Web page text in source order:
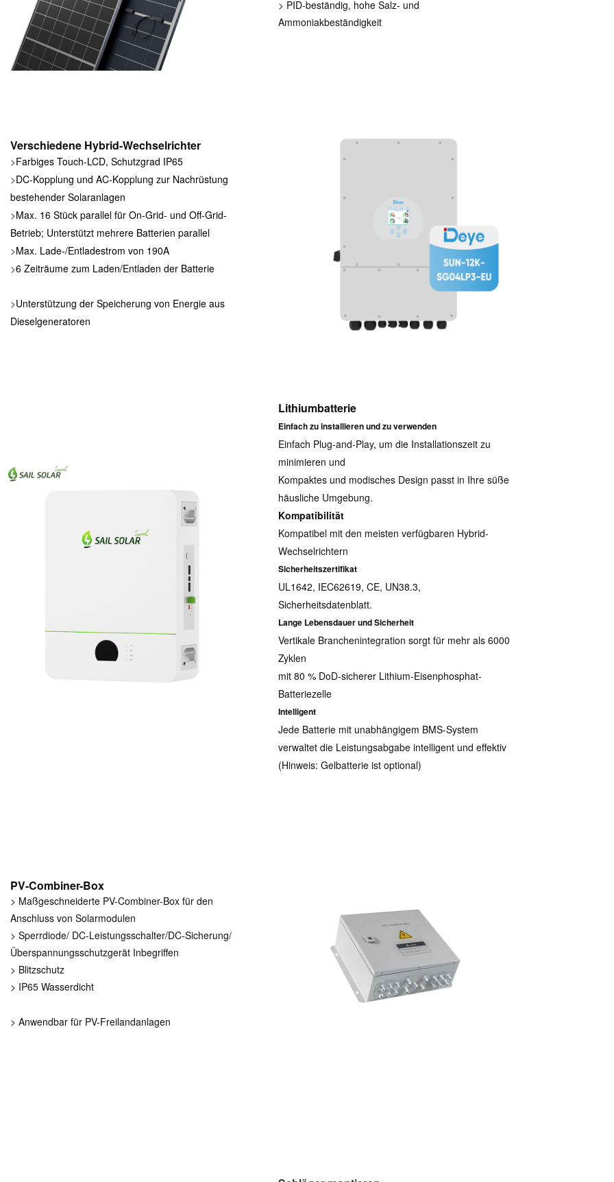
> PID-beständig, hohe Salz- und
Ammoniakbeständigkeit
Verschiedene Hybrid-Wechselrichter
>Farbiges Touch-LCD, Schutzgrad IP65
>DC-Kopplung und AC-Kopplung zur Nachrüstung
bestehender Solaranlagen
>Max. 16 Stück parallel für On-Grid- und Off-Grid-
Betrieb; Unterstützt mehrere Batterien parallel
>Max. Lade-/Entladestrom von 190A
>6 Zeiträume zum Laden/Entladen der Batterie
>Unterstützung der Speicherung von Energie aus
Dieselgeneratoren
Lithiumbatterie
Einfach zu installieren und zu verwenden
Einfach Plug-and-Play, um die Installationszeit zu
minimieren und
Kompaktes und modisches Design passt in Ihre süße
häusliche Umgebung.
Kompatibilität
Kompatibel mit den meisten verfügbaren Hybrid-
Wechselrichtern
Sicherheitszertifikat
UL1642, IEC62619, CE, UN38.3,
Sicherheitsdatenblatt.
Lange Lebensdauer und Sicherheit
Vertikale Branchenintegration sorgt für mehr als 6000
Zyklen
mit 80 % DoD-sicherer Lithium-Eisenphosphat-
Batteriezelle
Intelligent
Jede Batterie mit unabhängigem BMS-System
verwaltet die Leistungsabgabe intelligent und effektiv
(Hinweis: Gelbatterie ist optional)
PV-Combiner-Box
> Maßgeschneiderte PV-Combiner-Box für den
Anschluss von Solarmodulen
> Sperrdiode/ DC-Leistungsschalter/DC-Sicherung/
Überspannungsschutzgerät Inbegriffen
> Blitzschutz
> IP65 Wasserdicht
> Anwendbar für PV-Freilandanlagen